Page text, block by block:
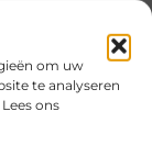
om uw
te analyseren
ons